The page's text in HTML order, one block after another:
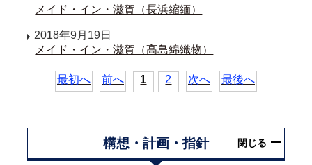
メイド・イン・滋賀（長浜縮緬）
2018年9月19日
メイド・イン・滋賀（高島綿織物）
最初へ 前へ 1 2 次へ 最後へ
構想・計画・指針 閉じる